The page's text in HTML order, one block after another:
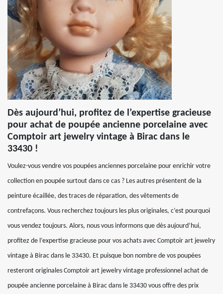
Dès aujourd’hui, profitez de l’expertise gracieuse
pour achat de poupée ancienne porcelaine avec
Comptoir art jewelry vintage à Birac dans le
33430 !
Voulez-vous vendre vos poupées anciennes porcelaine pour enrichir votre
collection en poupée surtout dans ce cas ? Les autres présentent de la
peinture écaillée, des traces de réparation, des vêtements de
contrefaçons. Vous recherchez toujours les plus originales, c’est pourquoi
vous vendez toujours. Alors, nous vous informons que dès aujourd’hui,
profitez de l’expertise gracieuse pour vos achats avec Comptoir art jewelry
vintage à Birac dans le 33430. Et puisque bon nombre de vos poupées
resteront originales Comptoir art jewelry vintage professionnel achat de
poupée ancienne porcelaine à Birac dans le 33430 vous offre des prix